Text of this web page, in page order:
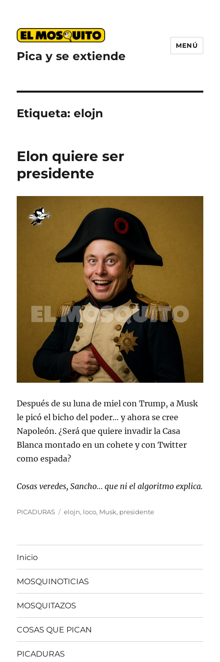
Pica y se extiende
MENÚ
Etiqueta:elojn
Elon quiere ser
presidente
Después de su luna de miel con Trump, a Musk
le picó el bicho del poder… y ahora se cree
Napoleón. ¿Será que quiere invadir la Casa
Blanca montado en un cohete y con Twitter
como espada?
Cosas veredes, Sancho… que ni el algoritmo explica.
Categorías
PICADURAS Etiquetas
elojn, loco, Musk, presidente
Inicio
MOSQUINOTICIAS
MOSQUITAZOS
COSAS QUE PICAN
PICADURAS